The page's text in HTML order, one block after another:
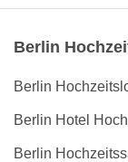
Berlin
Berlin
Berlin Hotel
Berlin